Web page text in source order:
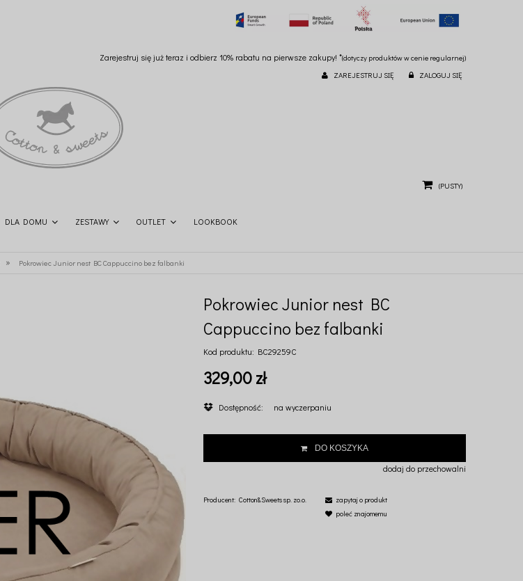
Zarejestruj się już teraz i odbierz 10% rabatu na pierwsze zakupy! *(dotyczy produktów w cenie regularnej)
ZAREJESTRUJ SIĘ ZALOGUJ SIĘ
(PUSTY)
DLA DOMU ZESTAWY OUTLET LOOKBOOK
» Pokrowiec Junior nest BC Cappuccino bez falbanki
Pokrowiec Junior nest BC
Cappuccino bez falbanki
Kod produktu: BC29259C
329,00 zł
Dostępność: na wyczerpaniu
DO KOSZYKA
dodaj do przechowalni
Producent: Cotton&Sweets sp. zo.o.
zapytaj o produkt
poleć znajomemu